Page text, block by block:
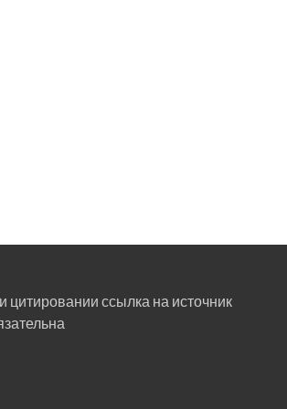
цитировании ссылка на источник